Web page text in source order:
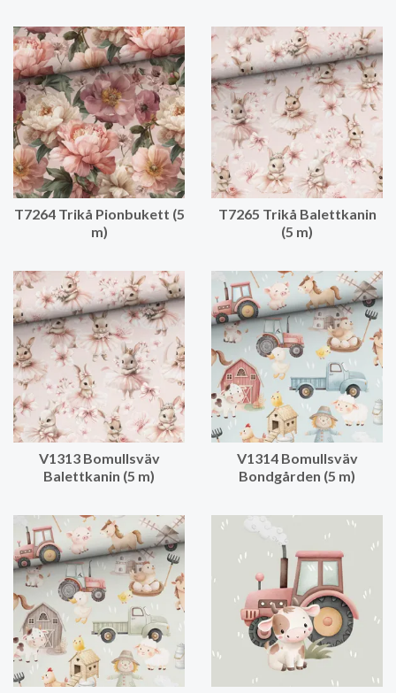
T7264 Trikå Pionbukett (5
m)
T7265 Trikå Balettkanin
(5 m)
V1313 Bomullsväv
Balettkanin (5 m)
V1314 Bomullsväv
Bondgården (5 m)